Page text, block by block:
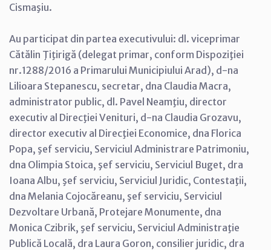
Cismaşiu.
Au participat din partea executivului: dl. viceprimar
Cătălin Ţiţirigă (delegat primar, conform Dispoziţiei
nr.1288/2016 a Primarului Municipiului Arad), d-na
Lilioara Stepanescu, secretar, dna Claudia Macra,
administrator public, dl. Pavel Neamţiu, director
executiv al Direcţiei Venituri, d-na Claudia Grozavu,
director executiv al Direcţiei Economice, dna Florica
Popa, şef serviciu, Serviciul Administrare Patrimoniu,
dna Olimpia Stoica, şef serviciu, Serviciul Buget, dra
Ioana Albu, şef serviciu, Serviciul Juridic, Contestaţii,
dna Melania Cojocăreanu, şef serviciu, Serviciul
Dezvoltare Urbană, Protejare Monumente, dna
Monica Czibrik, şef serviciu, Serviciul Administraţie
Publică Locală, dra Laura Goron, consilier juridic, dra